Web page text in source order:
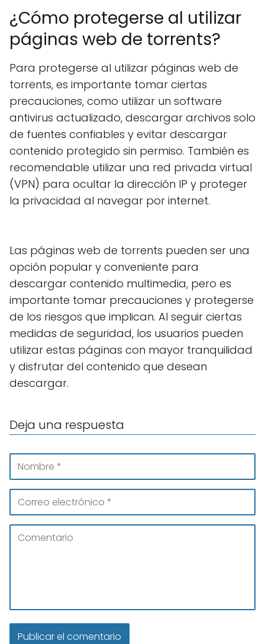
¿Cómo protegerse al utilizar
páginas web de torrents?
Para protegerse al utilizar páginas web de
torrents, es importante tomar ciertas
precauciones, como utilizar un software
antivirus actualizado, descargar archivos solo
de fuentes confiables y evitar descargar
contenido protegido sin permiso. También es
recomendable utilizar una red privada virtual
(VPN) para ocultar la dirección IP y proteger
la privacidad al navegar por internet.
Las páginas web de torrents pueden ser una
opción popular y conveniente para
descargar contenido multimedia, pero es
importante tomar precauciones y protegerse
de los riesgos que implican. Al seguir ciertas
medidas de seguridad, los usuarios pueden
utilizar estas páginas con mayor tranquilidad
y disfrutar del contenido que desean
descargar.
Deja una respuesta